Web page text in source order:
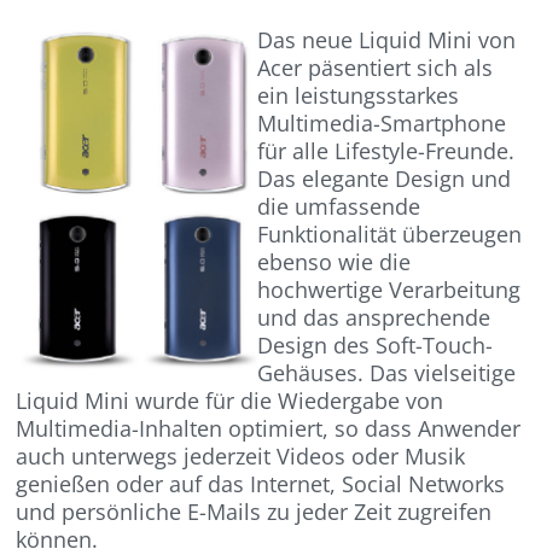
Das neue Liquid Mini von
Acer päsentiert sich als
ein leistungsstarkes
Multimedia-Smartphone
für alle Lifestyle-Freunde.
Das elegante Design und
die umfassende
Funktionalität überzeugen
ebenso wie die
hochwertige Verarbeitung
und das ansprechende
Design des Soft-Touch-
Gehäuses. Das vielseitige
Liquid Mini wurde für die Wiedergabe von
Multimedia-Inhalten optimiert, so dass Anwender
auch unterwegs jederzeit Videos oder Musik
genießen oder auf das Internet, Social Networks
und persönliche E-Mails zu jeder Zeit zugreifen
können.